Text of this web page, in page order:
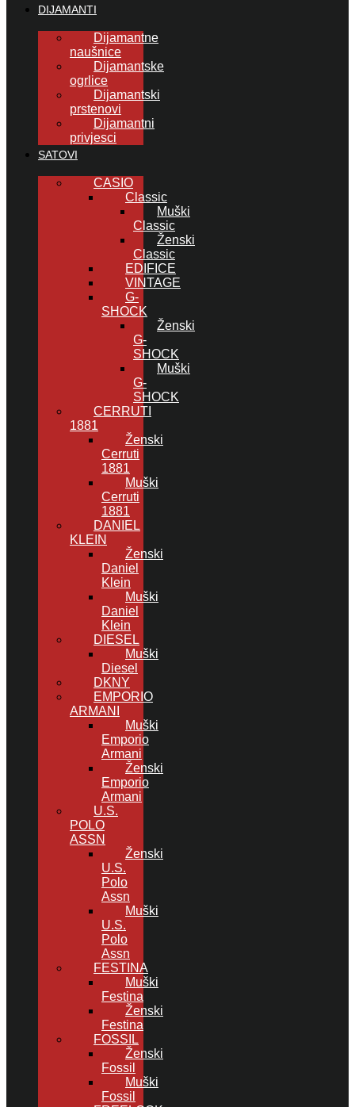
DIJAMANTI
Dijamantne
naušnice
Dijamantske
ogrlice
Dijamantski
prstenovi
Dijamantni
privjesci
SATOVI
CASIO
Classic
Muški
Classic
Ženski
Classic
EDIFICE
VINTAGE
G-
SHOCK
Ženski
G-
SHOCK
Muški
G-
SHOCK
CERRUTI
1881
Ženski
Cerruti
1881
Muški
Cerruti
1881
DANIEL
KLEIN
Ženski
Daniel
Klein
Muški
Daniel
Klein
DIESEL
Muški
Diesel
DKNY
EMPORIO
ARMANI
Muški
Emporio
Armani
Ženski
Emporio
Armani
U.S.
POLO
ASSN
Ženski
U.S.
Polo
Assn
Muški
U.S.
Polo
Assn
FESTINA
Muški
Festina
Ženski
Festina
FOSSIL
Ženski
Fossil
Muški
Fossil